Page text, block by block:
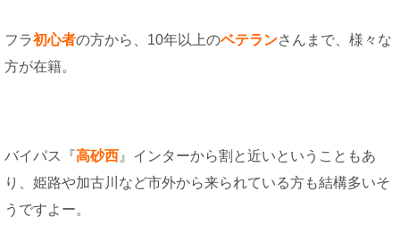
フラ初心者の方から、10年以上のベテランさんまで、様々な
方が在籍。
バイパス『高砂西 』インターから割と近いということもあ
り、姫路や加古川など市外から来られている方も結構多いそ
うですよー。